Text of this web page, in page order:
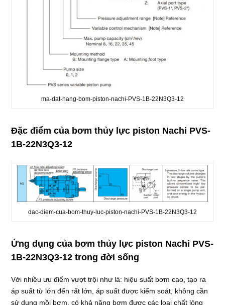
ma-dat-hang-bom-piston-nachi-PVS-1B-22N3Q3-12
Đặc điểm của bơm thủy lực piston Nachi PVS-
1B-22N3Q3-12
dac-diem-cua-bom-thuy-luc-piston-nachi-PVS-1B-22N3Q3-12
Ứng dụng của bơm thủy lực piston Nachi PVS-
1B-22N3Q3-12 trong đời sống
Với nhiều ưu điểm vượt trội như là: hiệu suất bơm cao, tạo ra
áp suất từ lớn đến rất lớn, áp suất được kiểm soát, không cần
sử dụng mồi bơm, có khả năng bơm được các loại chất lỏng